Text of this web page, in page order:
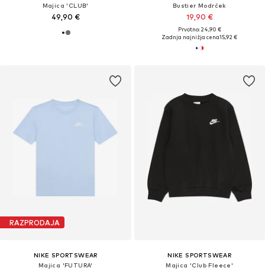
Majica 'CLUB'
49,90 €
Bustier Modrček
19,90 €
Prvotno: 24,90 €
Zadnja najnižja cena15,92 €
RAZPRODAJA
NIKE SPORTSWEAR
Majica 'FUTURA'
NIKE SPORTSWEAR
Majica 'Club Fleece'